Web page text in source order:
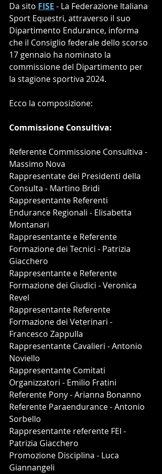
Da sito FISE - La Federazione Italiana
Sport Equestri, attraverso il suo
Dipartimento Endurance, informa
che il Consiglio federale dello scorso
17 gennaio ha nominato la
commissione del Dipartimento per
la stagione sportiva 2024.
Ecco la composizione:
Commissione Consultiva:
Referente Commissione Consultiva -
Massimo Nova
Rappresentate dei Presidenti della
Consulta - Martino Bridi
Rappresentante Referenti
Endurance Regionali - Elisabetta
Montanari
Rappresentante e Referente
Formazione dei Tecnici - Patrizia
Giacchero
Rappresentante e Referente
Formazione dei Giudici - Veronica
Revel
Rappresentante Referente
Formazione dei Veterinari -
Francesco Zappulla
Rappresentante Cavalieri - Antonio
Noviello
Rappresentante Comitati
Organizzatori - Emilio Fratini
Referente Pony - Arianna Bonanno
Referente Paraendurance - Antonio
Sorbello
Rappresentante referente FEI -
Patrizia Giacchero
Promozione Disciplina - Luca
Giannangeli